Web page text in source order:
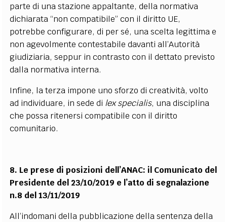
parte di una stazione appaltante, della normativa
dichiarata “non compatibile” con il diritto UE,
potrebbe configurare, di per sé, una scelta legittima e
non agevolmente contestabile davanti all’Autorità
giudiziaria, seppur in contrasto con il dettato previsto
dalla normativa interna.
Infine, la terza impone uno sforzo di creatività, volto
ad individuare, in sede di lex specialis, una disciplina
che possa ritenersi compatibile con il diritto
comunitario.
8. Le prese di posizioni dell’ANAC: il Comunicato del
Presidente del 23/10/2019 e l’atto di segnalazione
n.8 del 13/11/2019
All’indomani della pubblicazione della sentenza della